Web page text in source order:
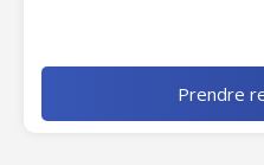
Prendre